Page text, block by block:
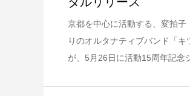
京都を中心に活動する、変拍子
りのオルタナティブバンド「キ
が、5月26日に活動15周年記念